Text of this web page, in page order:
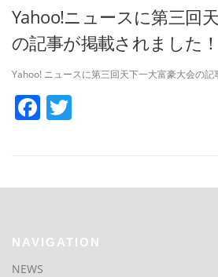
Yahoo!ニュースに第三回
の記事が掲載されました！
Yahoo! ニュースに第三回天下一大富豪大会の
Facebook
NAVIGATION
NEWS